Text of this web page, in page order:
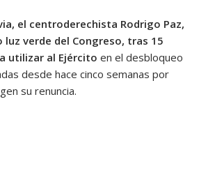
el centroderechista Rodrigo Paz,
verde del Congreso, tras 15
utilizar al Ejército en el desbloqueo
desde hace cinco semanas por
su renuncia.